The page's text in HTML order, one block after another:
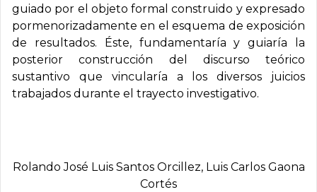
guiado por el objeto formal construido y expresado
pormenorizadamente en el esquema de exposición
de resultados. Éste, fundamentaría y guiaría la
posterior construcción del discurso teórico
sustantivo que vincularía a los diversos juicios
trabajados durante el trayecto investigativo.
Rolando José Luis Santos Orcillez, Luis Carlos Gaona
Cortés